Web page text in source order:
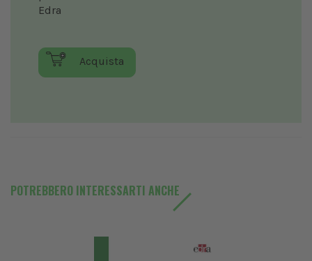
Edra
Acquista
POTREBBERO INTERESSARTI ANCHE